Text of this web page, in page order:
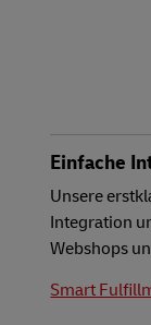
Einfache
Unsere
Integration
Webshops
Smart